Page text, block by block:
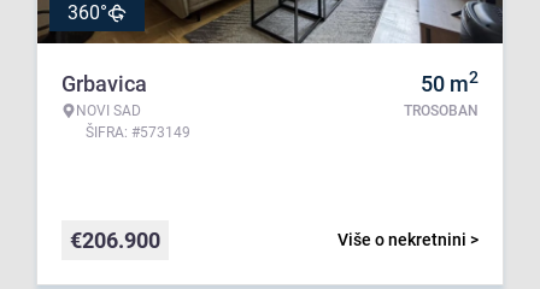
360°
Grbavica
NOVI SAD
ŠIFRA: #573149
50 m2
TROSOBAN
Više o nekretnini >
€206.900